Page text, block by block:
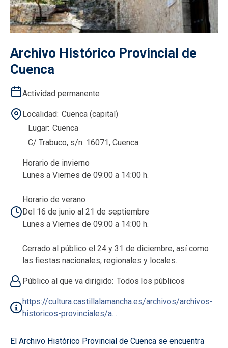
Archivo Histórico Provincial de
Cuenca
Actividad permanente
Localidad Cuenca (capital)
Lugar Cuenca
C/ Trabuco, s/n. 16071, Cuenca
Horario de invierno
Lunes a Viernes de 09:00 a 14:00 h.
Horario de verano
Del 16 de junio al 21 de septiembre
Lunes a Viernes de 09:00 a 14:00 h.
Cerrado al público el 24 y 31 de diciembre, así como
las fiestas nacionales, regionales y locales.
Público al que va dirigido Todos los públicos
https://cultura.castillalamancha.es/archivos/archivos-
historicos-provinciales/a…
El Archivo Histórico Provincial de Cuenca se encuentra